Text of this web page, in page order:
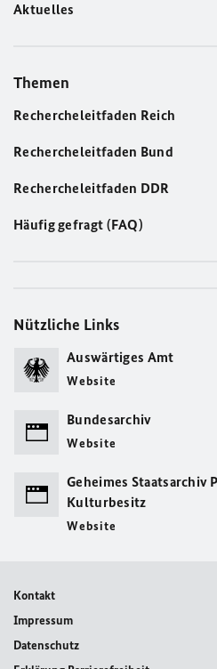
Aktuelles
Themen
Rechercheleitfaden Reich
Rechercheleitfaden Bund
Rechercheleitfaden DDR
Häufig gefragt (FAQ)
Nützliche Links
Auswärtiges Amt
Website
Bundesarchiv
Website
Geheimes Staatsarchiv
Kulturbesitz
Website
Kontakt
Impressum
Datenschutz